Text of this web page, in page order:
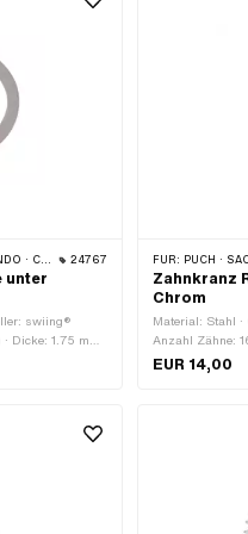
· CILO 24767
unter
swiing®
Dicke: 1.75 mm
innen: 35 mm ·
FÜR: PUCH ·
Zahnkranz
Chrom
Material: Stahl ·
Anzahl Zähne:
EUR 14,00